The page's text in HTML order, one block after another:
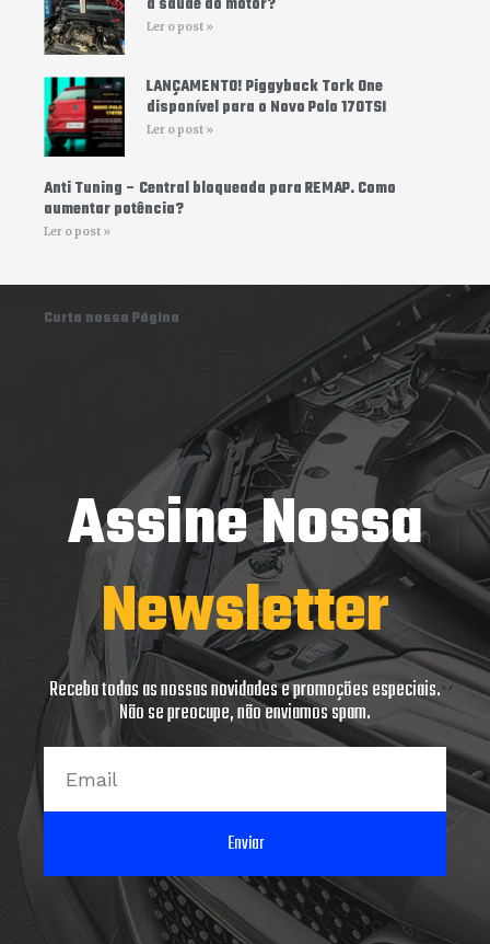
a saúde do motor?
Ler o post »
LANÇAMENTO! Piggyback Tork One
disponível para o Novo Polo 170TSI
Ler o post »
Anti Tuning – Central bloqueada para REMAP. Como
aumentar potência?
Ler o post »
Curta nossa Página
Assine Nossa
Newsletter
Receba todas as nossas novidades e promoções especiais.
Não se preocupe, não enviamos spam.
Enviar